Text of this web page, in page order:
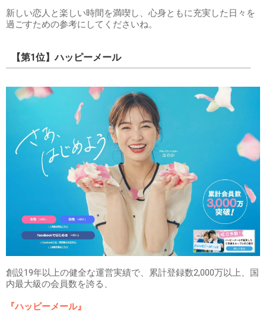
新しい恋人と楽しい時間を満喫し、心身ともに充実した日々を
過ごすための参考にしてくださいね。
【第1位】ハッピーメール
創設19年以上の健全な運営実績で、累計登録数2,000万以上、国
内最大級の会員数を誇る、
『ハッピーメール』